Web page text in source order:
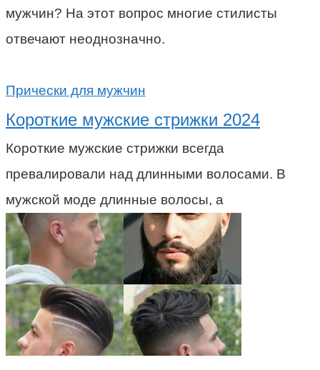
мужчин? На этот вопрос многие стилисты
отвечают неоднозначно.
Прически для мужчин
Короткие мужские стрижки 2024
Короткие мужские стрижки всегда
превалировали над длинными волосами. В
мужской моде длинные волосы, а